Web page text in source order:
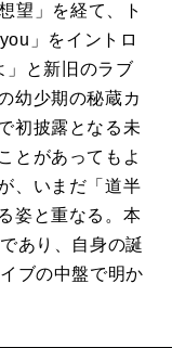
望」を経て、ト
」をイントロ
」と新旧のラブ
幼少期の秘蔵カ
初披露となる未
とがあってもよ
、いまだ「道半
姿と重なる。本
あり、自身の誕
ブの中盤で明か